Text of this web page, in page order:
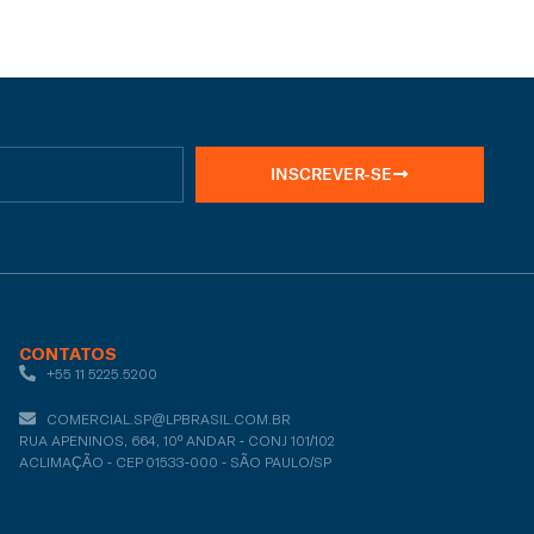
INSCREVER-SE
CONTATOS
+55 11 5225.5200
COMERCIAL.SP@LPBRASIL.COM.BR
RUA APENINOS, 664, 10º ANDAR - CONJ 101/102
ACLIMAÇÃO - CEP 01533-000 - SÃO PAULO/SP